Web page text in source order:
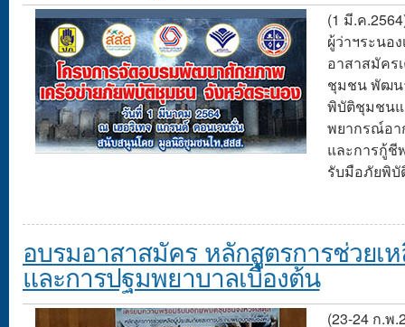
(1 มี.ค
ผู้ว่าฯระนอ
อาสาสมัคร
ชุมชน พัฒน
พิบัติชุมชนแ
พยากรณ์อา
และการกู้ชี
รับมือภัยพิ
อบรมอาสาสมัคร หลักสูตรการช่วยเ
และการปฐมพยาบาลเบื้องต้น
(23-24 ก.พ